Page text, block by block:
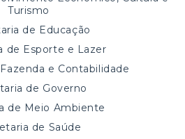
Turismo
de Educação
de Esporte e Lazer
e Contabilidade
de Governo
de Meio Ambiente
de Saúde